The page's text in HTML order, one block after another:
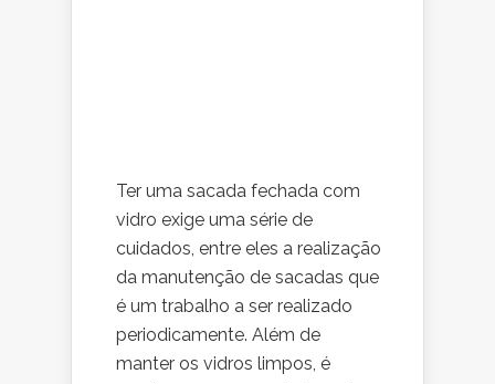
Ter uma sacada fechada com
vidro exige uma série de
cuidados, entre eles a realização
da manutenção de sacadas que
é um trabalho a ser realizado
periodicamente. Além de
manter os vidros limpos, é